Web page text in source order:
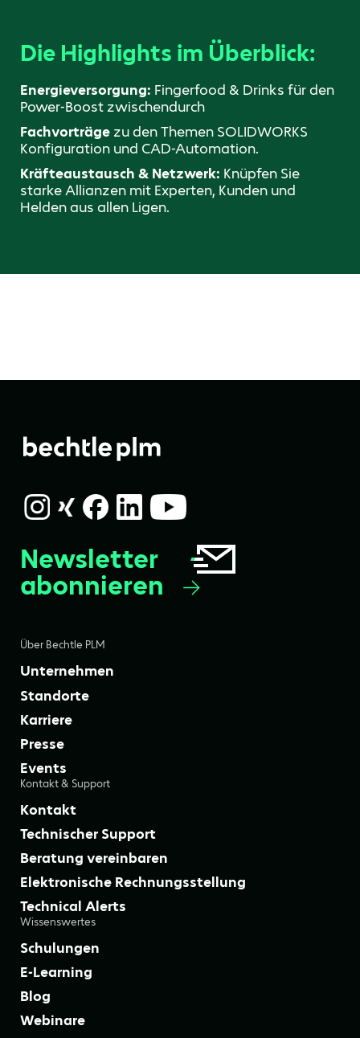
Die Highlights im Überblick:
Energieversorgung: Fingerfood & Drinks für den
Power-Boost zwischendurch
Fachvorträge zu den Themen SOLIDWORKS
Konfiguration und CAD-Automation.
Kräfteaustausch & Netzwerk: Knüpfen Sie
starke Allianzen mit Experten, Kunden und
Helden aus allen Ligen.
Über Bechtle PLM
Unternehmen
Standorte
Karriere
Presse
Events
Kontakt & Support
Kontakt
Technischer Support
Beratung vereinbaren
Elektronische Rechnungsstellung
Technical Alerts
Wissenswertes
Schulungen
E-Learning
Blog
Webinare
Newsletter
abonnieren